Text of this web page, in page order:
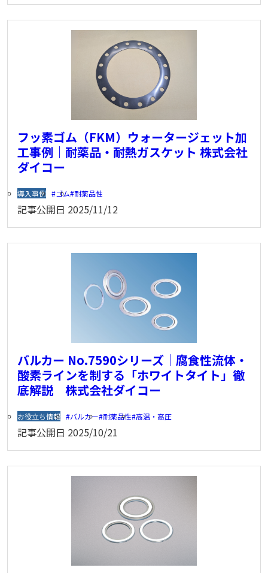
フッ素ゴム（FKM）ウォータージェット加
工事例｜耐薬品・耐熱ガスケット 株式会社
ダイコー
導入事例 ゴム 耐薬品性
記事公開日 2025/11/12
バルカー No.7590シリーズ｜腐食性流体・
酸素ラインを制する「ホワイトタイト」徹
底解説 株式会社ダイコー
お役立ち情報 バルカー 耐薬品性 高温・高圧
記事公開日 2025/10/21